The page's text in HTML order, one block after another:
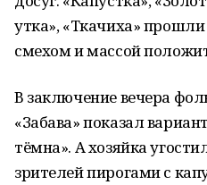
утка», «Ткачиха»
смехом и массой
В заключение вечера
«Забава» показал
тёмна». А хозяйка
зрителей пирогами с